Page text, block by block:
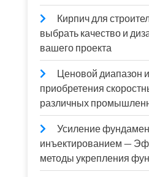
Кирпич для
выбрать качество и
вашего проекта
Ценовой диапазон
приобретения
различных
Усиление
инъектированием —
методы укрепления